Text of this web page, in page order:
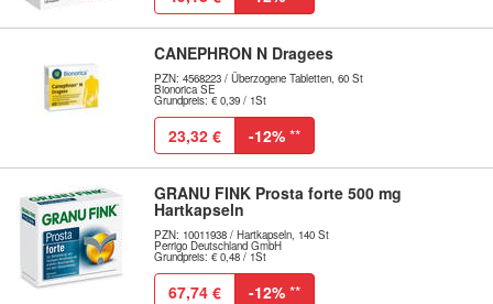
CANEPHRON N Dragees
PZN: 4568223 / Überzogene Tabletten, 60 St
Bionorica SE
Grundpreis: € 0,39 / 1St
23,32 € -12% **
GRANU FINK Prosta forte 500 mg
Hartkapseln
PZN: 10011938 / Hartkapseln, 140 St
Perrigo Deutschland GmbH
Grundpreis: € 0,48 / 1St
67,74 € -12% **